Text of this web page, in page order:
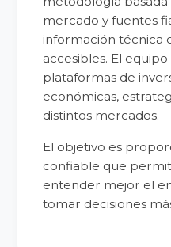
mercado y fuentes
información técnica
accesibles. El
plataformas de
económicas,
distintos mercados.
El objetivo es
confiable que
entender mejor el
tomar decisiones